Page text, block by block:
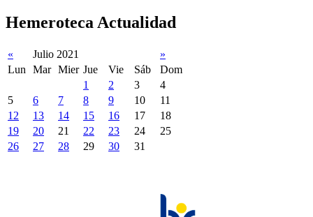
Hemeroteca Actualidad
« Julio 2021
»
Lun
Mar Mier Jue Vie Sáb
Dom
1
2 3
4
5
6 7 8 9 10
11
12
13 14 15 16 17
18
19
20 21 22 23 24
25
26
27 28 29 30 31